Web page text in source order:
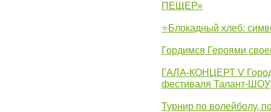
ПЕЩЕР»
⭐Блокадный хлеб:
Гордимся Героями
ГАЛА-КОНЦЕРТ V
фестиваля Талант-ШОУ
Турнир по волейболу,